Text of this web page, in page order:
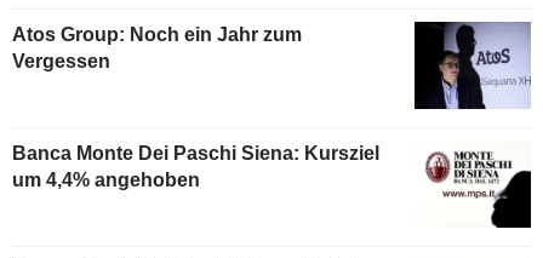
Atos Group: Noch ein Jahr zum
Vergessen
Banca Monte Dei Paschi Siena: Kursziel
um 4,4% angehoben